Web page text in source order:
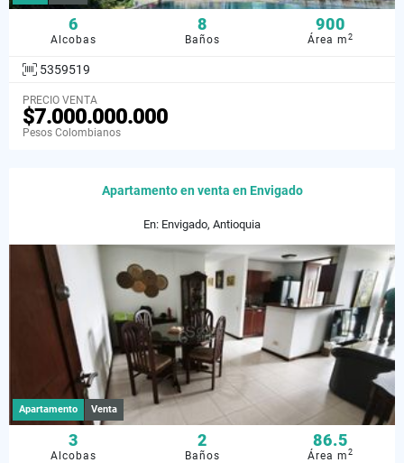
6
Alcobas
8
Baños
900
Área m2
5359519
PRECIO VENTA
$7.000.000.000
Pesos Colombianos
Apartamento en venta en Envigado
En: Envigado, Antioquia
Apartamento Venta
3
Alcobas
2
Baños
86.5
Área m2